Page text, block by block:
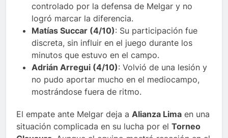
controlado por la defensa de Melgar y no
logró marcar la diferencia.
Matías Succar (4/10): Su participación fue
discreta, sin influir en el juego durante los
minutos que estuvo en el campo.
Adrián Arregui (4/10): Volvió de una lesión y
no pudo aportar mucho en el mediocampo,
mostrándose fuera de ritmo.
El empate ante Melgar deja a Alianza Lima en una
situación complicada en su lucha por el Torneo